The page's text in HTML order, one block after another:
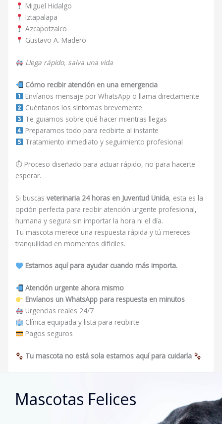
Miguel Hidalgo
Iztapalapa
Azcapotzalco
Gustavo A. Madero
Llega rápido, salva una vida
Cómo recibir atención en una emergencia
Envíanos mensaje por WhatsApp o llama directamente
Cuéntanos los síntomas brevemente
Te guiamos sobre qué hacer mientras llegas
Preparamos todo para recibirte al instante
Tratamiento inmediato y seguimiento profesional
⏱ Proceso diseñado para actuar rápido, no para hacerte
esperar.
Si buscasveterinaria 24 horas en Juventud Unida, esta es la
opción perfecta para recibir atención urgente profesional,
humana y segura sin importar la hora ni el día.
Tu mascota merece una respuesta rápida y tú mereces
tranquilidad en momentos difíciles.
Estamos aquí para ayudar cuando más importa.
Atención urgente ahora mismo
Envíanos un WhatsApp para respuesta en minutos
Urgencias reales 24/7
Clínica equipada y lista para recibirte
Pagos seguros
Tu mascota no está sola estamos aquí para cuidarla
Mascotas Felices